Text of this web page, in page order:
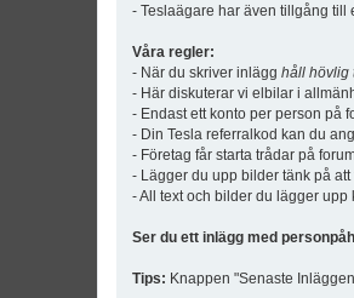
- Teslaägare har även tillgång
Våra regler:
- När du skriver inlägg håll hövlig
- Här diskuterar vi elbilar i
- Endast ett konto per person på
- Din Tesla referralkod kan du
- Företag får starta trådar på
- Lägger du upp bilder tänk på
- All text och bilder du lägger upp
Ser du ett inlägg med
Tips: Knappen "Senaste